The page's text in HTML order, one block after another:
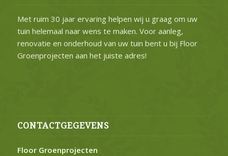
Met ruim 30 jaar ervaring helpen wij u graag om uw
tuin helemaal naar wens te maken. Voor aanleg,
renovatie en onderhoud van uw tuin bent u bij Floor
Groenprojecten aan het juiste adres!
CONTACTGEGEVENS
Floor Groenprojecten